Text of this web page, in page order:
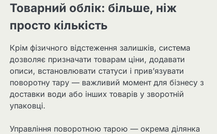
Товарний облік: більше, ніж
просто кількість
Крім фізичного відстеження залишків, система
дозволяє призначати товарам ціни, додавати
описи, встановлювати статуси і прив’язувати
поворотну тару — важливий момент для бізнесу з
доставки води або інших товарів у зворотній
упаковці.
Управління поворотною тарою — окрема ділянка